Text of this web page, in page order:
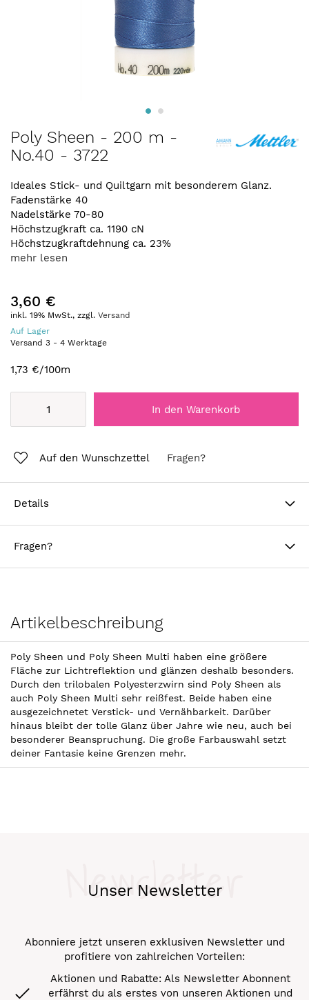
Zum
Anfang
der
springen
Poly Sheen - 200 m -
No.40 - 3722
Ideales Stick- und Quiltgarn mit besonderem Glanz.
Fadenstärke 40
Nadelstärke 70-80
Höchstzugkraft ca. 1190 cN
Höchstzugkraftdehnung ca. 23%
mehr lesen
3,60 €
inkl. 19% MwSt., zzgl. Versand
Auf Lager
Versand 3 - 4 Werktage
1,73 €/100m
In den Warenkorb
Auf den Wunschzettel Fragen?
Details
Fragen?
Artikelbeschreibung
Poly Sheen und Poly Sheen Multi haben eine größere
Fläche zur Lichtreflektion und glänzen deshalb besonders.
Durch den trilobalen Polyesterzwirn sind Poly Sheen als
auch Poly Sheen Multi sehr reißfest. Beide haben eine
ausgezeichnetet Verstick- und Vernähbarkeit. Darüber
hinaus bleibt der tolle Glanz über Jahre wie neu, auch bei
besonderer Beanspruchung. Die große Farbauswahl setzt
deiner Fantasie keine Grenzen mehr.
Unser Newsletter
Newsletter
Abonniere jetzt unseren exklusiven Newsletter und
profitiere von zahlreichen Vorteilen:
Aktionen und Rabatte: Als Newsletter Abonnent
erfährst du als erstes von unseren Aktionen und